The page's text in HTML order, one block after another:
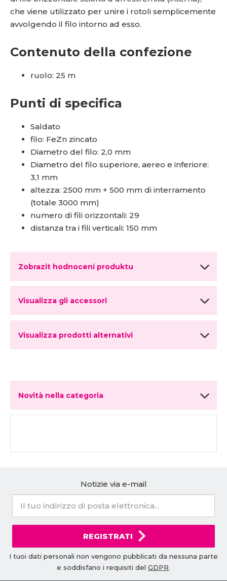
che viene utilizzato per unire i rotoli semplicemente
avvolgendo il filo intorno ad esso.
Contenuto della confezione
ruolo: 25 m
Punti di specifica
Saldato
filo: FeZn zincato
Diametro del filo: 2,0 mm
Diametro del filo superiore, aereo e inferiore:
3,1 mm
altezza: 2500 mm + 500 mm di interramento
(totale 3000 mm)
numero di fili orizzontali: 29
distanza tra i fili verticali: 150 mm
Zobrazit hodnocení produktu
Visualizza gli accessori
Visualizza prodotti alternativi
Novità nella categoria
Notizie via e-mail
REGISTRATI
I tuoi dati personali non vengono pubblicati da nessuna parte
e soddisfano i requisiti del GDPR.